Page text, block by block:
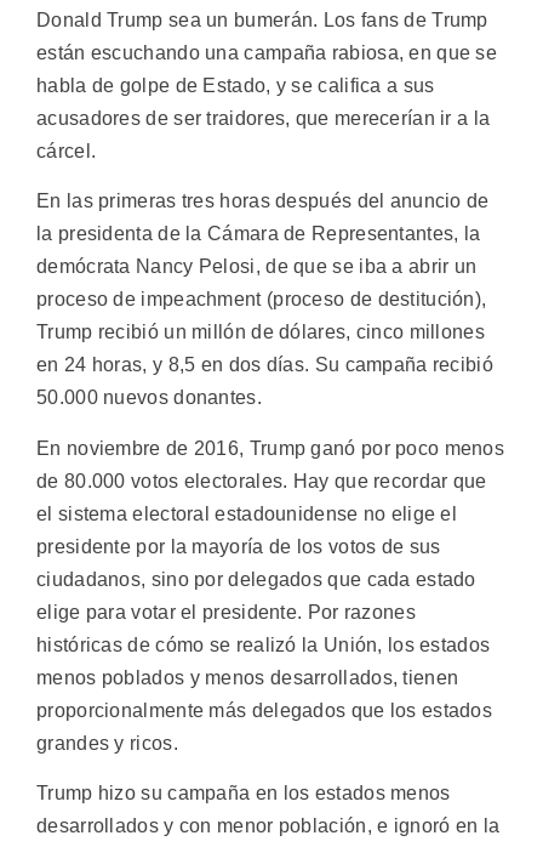
Donald Trump sea un bumerán. Los fans de Trump
están escuchando una campaña rabiosa, en que se
habla de golpe de Estado, y se califica a sus
acusadores de ser traidores, que merecerían ir a la
cárcel.
En las primeras tres horas después del anuncio de
la presidenta de la Cámara de Representantes, la
demócrata Nancy Pelosi, de que se iba a abrir un
proceso de impeachment (proceso de destitución),
Trump recibió un millón de dólares, cinco millones
en 24 horas, y 8,5 en dos días. Su campaña recibió
50.000 nuevos donantes.
En noviembre de 2016, Trump ganó por poco menos
de 80.000 votos electorales. Hay que recordar que
el sistema electoral estadounidense no elige el
presidente por la mayoría de los votos de sus
ciudadanos, sino por delegados que cada estado
elige para votar el presidente. Por razones
históricas de cómo se realizó la Unión, los estados
menos poblados y menos desarrollados, tienen
proporcionalmente más delegados que los estados
grandes y ricos.
Trump hizo su campaña en los estados menos
desarrollados y con menor población, e ignoró en la